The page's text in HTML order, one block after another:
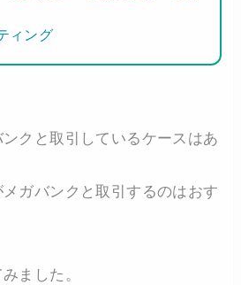
ィング
クと取引しているケースはあ
ガバンクと取引するのはおす
ました。